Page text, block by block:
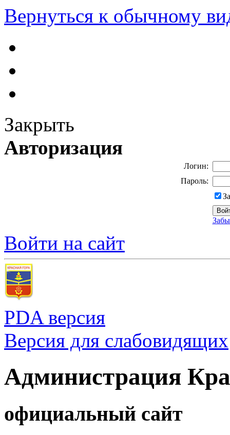
Вернуться к обычному
Закрыть
Авторизация
Логин:
Пароль:
Войти на сайт
PDA версия
Версия для слабовидящих
Администрация
официальный сайт